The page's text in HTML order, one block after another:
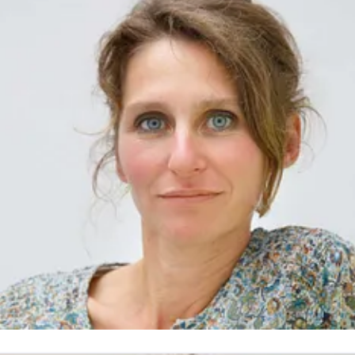
struss@doyma.de +49 (0)4207-9197-118